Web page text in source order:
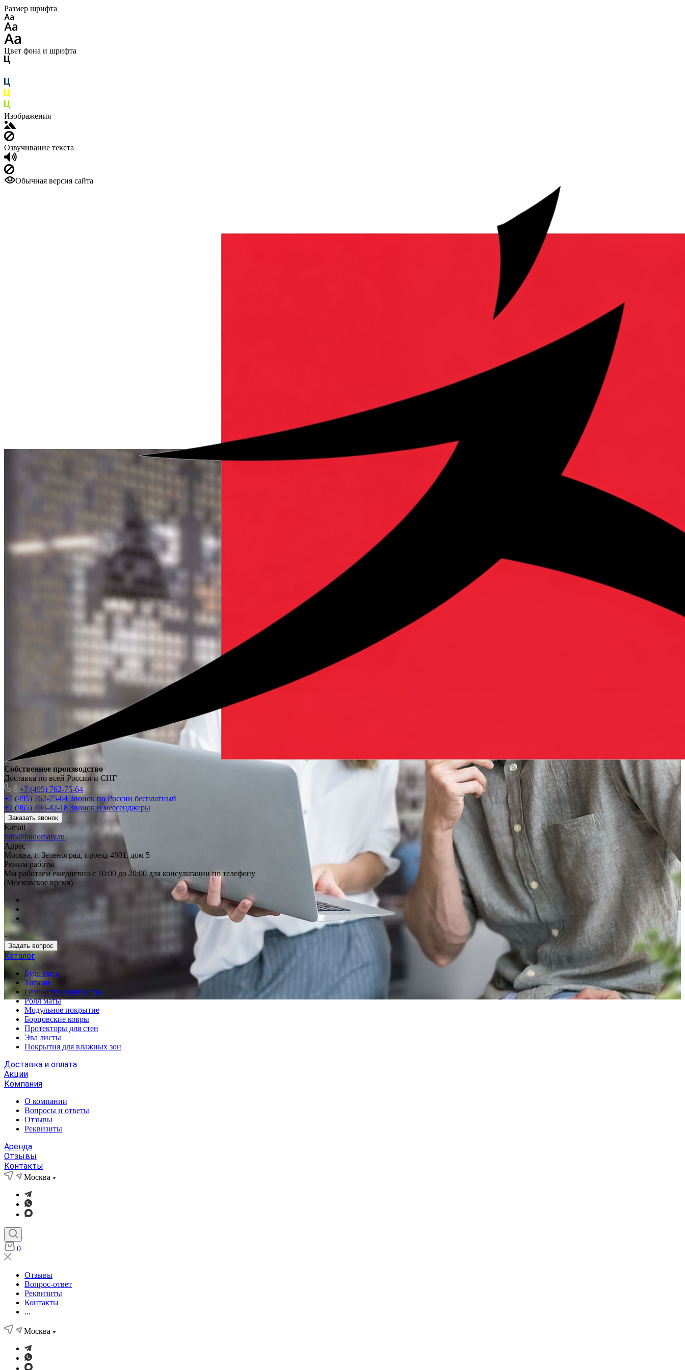
Размер шрифта
Цвет фона и шрифта
Изображения
Озвучивание текста
Обычная версия сайта
Собственное производство
Доставка по всей России и СНГ
+7 (495) 762-75-64
+7 (495) 762-75-64 Звонок по России бесплатный
+7 (965) 404-42-18 Звонок и мессенджеры
Заказать звонок
E-mail
info@budomaty.ru
Адрес
Москва, г. Зеленоград, проезд 4801, дом 5
Режим работы
Мы работаем ежедневно с 10:00 до 20:00 для консультации по телефону
(Московское время)
Задать вопрос
Каталог
Будо маты
Татами
Гимнастические маты
Ролл маты
Модульное покрытие
Борцовские ковры
Протекторы для стен
Эва листы
Покрытия для влажных зон
Доставка и оплата
Акции
Компания
О компании
Вопросы и ответы
Отзывы
Реквизиты
Аренда
Отзывы
Контакты
Москва
0
Отзывы
Вопрос-ответ
Реквизиты
Контакты
...
Москва